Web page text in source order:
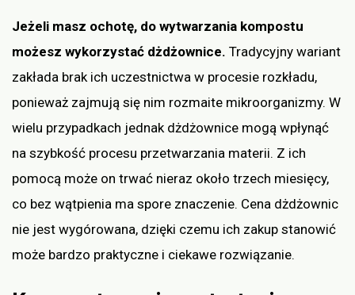
Jeżeli masz ochotę, do wytwarzania kompostu
możesz wykorzystać dżdżownice. Tradycyjny wariant
zakłada brak ich uczestnictwa w procesie rozkładu,
ponieważ zajmują się nim rozmaite mikroorganizmy. W
wielu przypadkach jednak dżdżownice mogą wpłynąć
na szybkość procesu przetwarzania materii. Z ich
pomocą może on trwać nieraz około trzech miesięcy,
co bez wątpienia ma spore znaczenie. Cena dżdżownic
nie jest wygórowana, dzięki czemu ich zakup stanowić
może bardzo praktyczne i ciekawe rozwiązanie.